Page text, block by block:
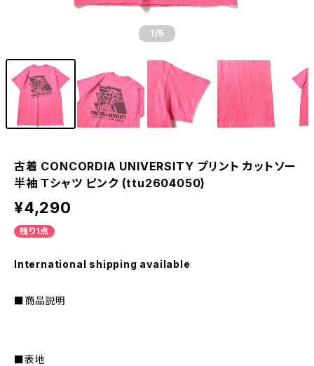
1 /5
古着 CONCORDIA UNIVERSITY プリント カットソー
半袖 Ｔシャツ ピンク (ttu2604050)
¥4,290
残り1点
International shipping available
■商品説明
■表地